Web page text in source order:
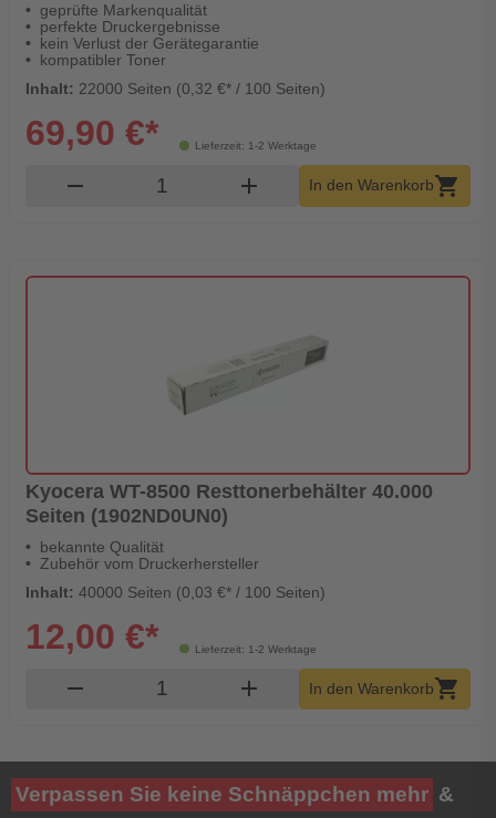
geprüfte Markenqualität
perfekte Druckergebnisse
kein Verlust der Gerätegarantie
kompatibler Toner
Inhalt: 22000 Seiten (0,32 €* / 100 Seiten)
Lieferzeit: 1-2 Werktage
69,90 €*
remove Produkt Warenkorb Menge
add In den Warenkorbshopping_cart
Kyocera WT-8500 Resttonerbehälter 40.000
Seiten (1902ND0UN0)
bekannte Qualität
Zubehör vom Druckerhersteller
Inhalt: 40000 Seiten (0,03 €* / 100 Seiten)
Lieferzeit: 1-2 Werktage
12,00 €*
remove Produkt Warenkorb Menge
add In den Warenkorbshopping_cart
Verpassen Sie keine Schnäppchen mehr &